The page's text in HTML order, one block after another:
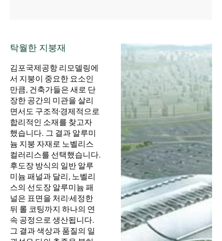
탁월한 지붕재
김포국제공항 리모델링에
서 지붕이 중요한 요소인
만큼, 건축가들은 새로 단
장한 공간의 미관을 살리
면서도 구조적·경제적으로
합리적인 소재를 찾고자
했습니다. 그 결과 알루미
늄 지붕 자재로 노벨리스
컬러리스를 선택했습니다.
후도장 방식의 일반 알루
미늄 패널과 달리, 노벨리
스의 선도장 알루미늄 패
널은 표면을 처리·세정한
뒤 롤 코팅까지 하나의 연
속 공정으로 생산됩니다.
그 결과 색상과 품질의 일